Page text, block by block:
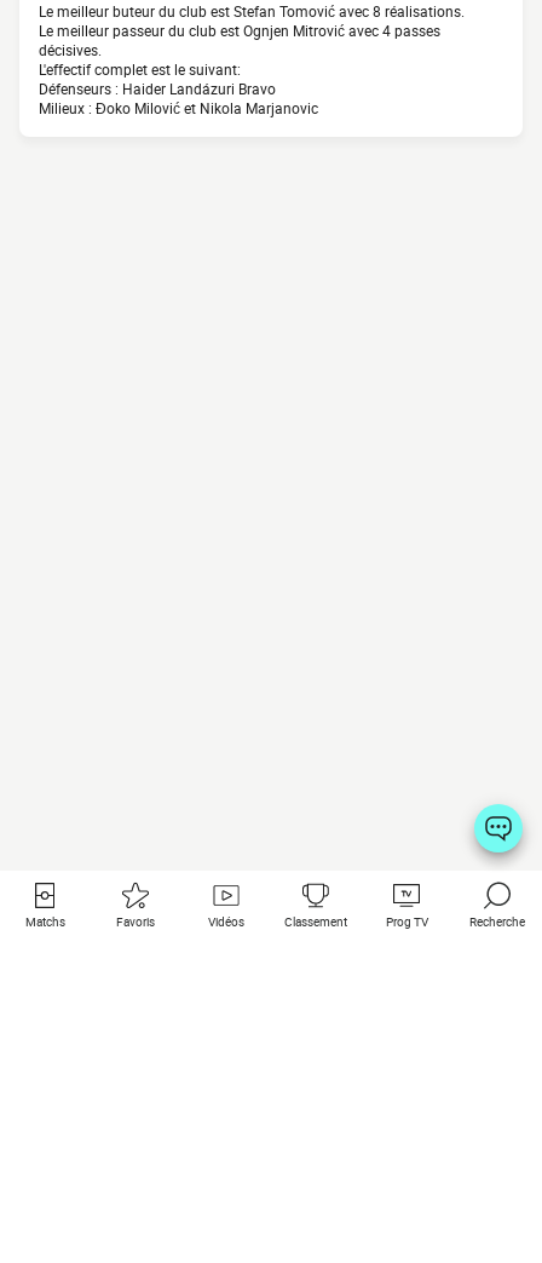
Le meilleur buteur du club est Stefan Tomović avec 8 réalisations.
Le meilleur passeur du club est Ognjen Mitrović avec 4 passes
décisives.
L'effectif complet est le suivant:
Défenseurs : Haider Landázuri Bravo
Milieux : Đoko Milović et Nikola Marjanovic
Matchs Favoris Vidéos Classement Prog TV Recherche